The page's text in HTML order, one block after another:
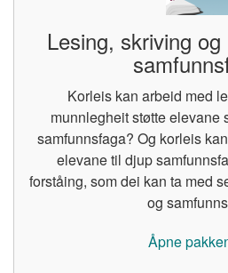
Lesing, skriving
Korleis kan arbeid med
munnlegheit støtte elevane
samfunnsfaga? Og korleis
elevane til djup
forståing, som dei kan ta med
og
Åpne